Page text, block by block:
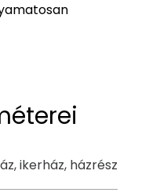
ikerház, házrész